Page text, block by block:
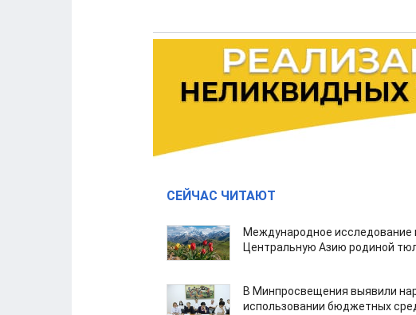
СЕЙЧАС ЧИТАЮТ
Международное исследование
Центральную Азию родиной
В Минпросвещения выявили
использовании бюджетных